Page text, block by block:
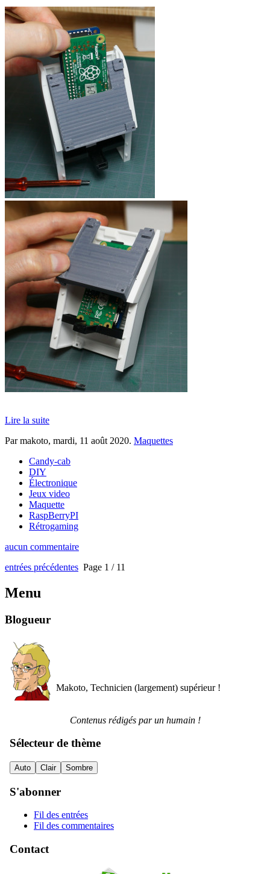
Lire la suite
Par makoto, mardi, 11 août 2020. Maquettes
Candy-cab
DIY
Électronique
Jeux video
Maquette
RaspBerryPI
Rétrogaming
aucun commentaire
entrées précédentes Page 1 / 11
Menu
Blogueur
Makoto, Technicien (largement) supérieur !
Contenus rédigés par un humain !
Sélecteur de thème
Auto Clair Sombre
S'abonner
Fil des entrées
Fil des commentaires
Contact